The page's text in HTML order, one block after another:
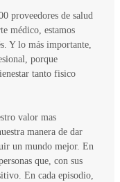
proveedores de salud
médico, estamos
Y lo más importante,
porque
tanto fisico
valor mas
manera de dar
un mundo mejor. En
que, con sus
En cada episodio,